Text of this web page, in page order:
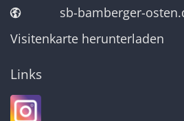
sb-bamberger-
Visitenkarte herunterladen
Links